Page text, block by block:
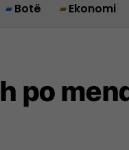
Botë Ekonomi
po